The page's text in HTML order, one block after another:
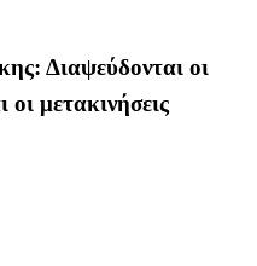
Διαψεύδονται οι
μετακινήσεις